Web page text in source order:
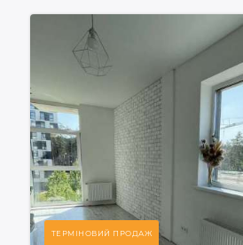
ТЕРМІНОВИЙ ПРОДАЖ